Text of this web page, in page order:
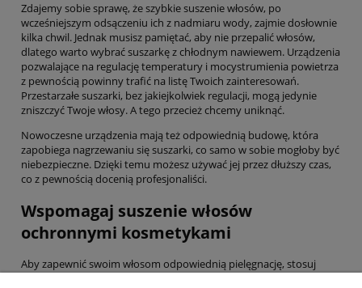
Zdajemy sobie sprawę, że szybkie suszenie włosów, po
wcześniejszym odsączeniu ich z nadmiaru wody, zajmie dosłownie
kilka chwil. Jednak musisz pamiętać, aby nie przepalić włosów,
dlatego warto wybrać suszarkę z chłodnym nawiewem. Urządzenia
pozwalające na regulację temperatury i mocystrumienia powietrza
z pewnością powinny trafić na listę Twoich zainteresowań.
Przestarzałe suszarki, bez jakiejkolwiek regulacji, mogą jedynie
zniszczyć Twoje włosy. A tego przecież chcemy uniknąć.
Nowoczesne urządzenia mają też odpowiednią budowę, która
zapobiega nagrzewaniu się suszarki, co samo w sobie mogłoby być
niebezpieczne. Dzięki temu możesz używać jej przez dłuższy czas,
co z pewnością docenią profesjonaliści.
Wspomagaj suszenie włosów
ochronnymi kosmetykami
Aby zapewnić swoim włosom odpowiednią pielęgnację, stosuj